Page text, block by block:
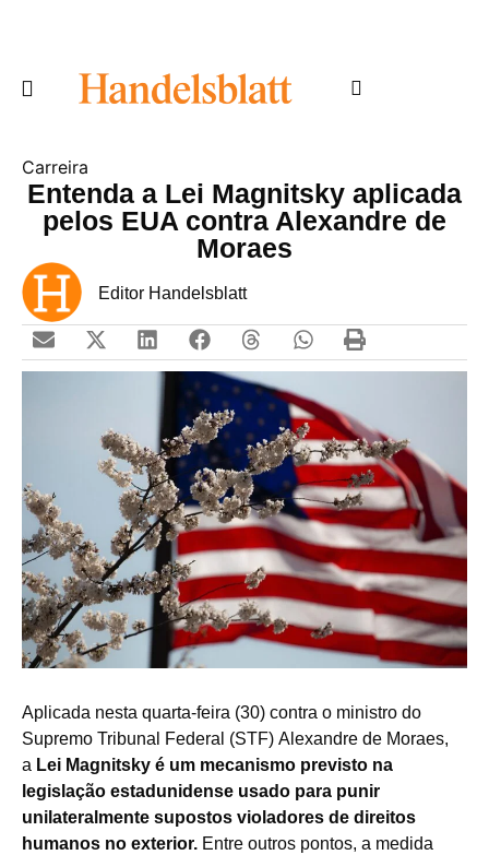
Carreira
Entenda a Lei Magnitsky aplicada
pelos EUA contra Alexandre de
Moraes
Editor Handelsblatt
Aplicada nesta quarta-feira (30) contra o ministro do
Supremo Tribunal Federal (STF) Alexandre de Moraes,
a Lei Magnitsky é um mecanismo previsto na
legislação estadunidense usado para punir
unilateralmente supostos violadores de direitos
humanos no exterior. Entre outros pontos, a medida